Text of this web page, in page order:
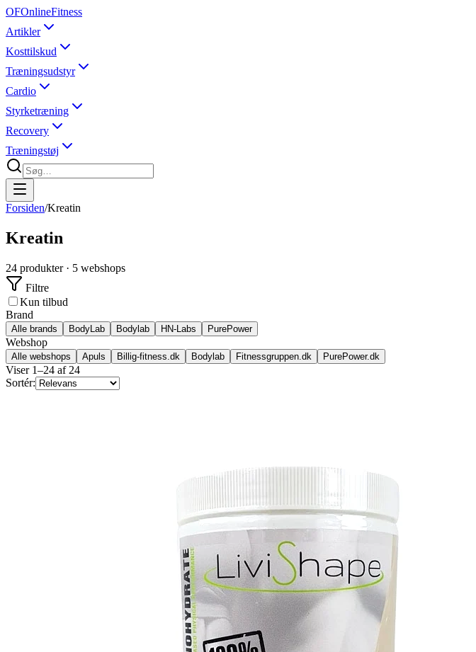
OFOnlineFitness
Artikler
Kosttilskud
Træningsudstyr
Cardio
Styrketræning
Recovery
Træningstøj
Forsiden/Kreatin
Kreatin
24 produkter · 5 webshops
Filtre
Kun tilbud
Brand
Alle brands BodyLab Bodylab HN-Labs PurePower
Webshop
Alle webshops Apuls Billig-fitness.dk Bodylab Fitnessgruppen.dk PurePower.dk
Viser 1–24 af 24
Sortér: